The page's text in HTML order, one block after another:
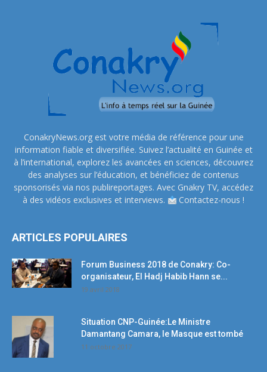
ConakryNews.org est votre média de référence pour une
information fiable et diversifiée. Suivez l’actualité en Guinée et
à l’international, explorez les avancées en sciences, découvrez
des analyses sur l’éducation, et bénéficiez de contenus
sponsorisés via nos publireportages. Avec Gnakry TV, accédez
à des vidéos exclusives et interviews.
Contactez-nous !
ARTICLES POPULAIRES
Forum Business 2018 de Conakry: Co-
organisateur, El Hadj Habib Hann se...
19 avril 2018
Situation CNP-Guinée:Le Ministre
Damantang Camara, le Masque est tombé
11 octobre 2017